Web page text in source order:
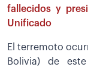
fallecidos y
Unificado
El terremoto
Bolivia) de